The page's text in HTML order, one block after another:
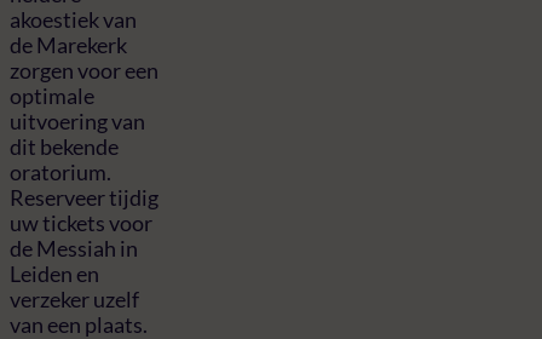
akoestiek van
de Marekerk
zorgen voor een
optimale
uitvoering van
dit bekende
oratorium.
Reserveer tijdig
uw tickets voor
de Messiah in
Leiden en
verzeker uzelf
van een plaats.